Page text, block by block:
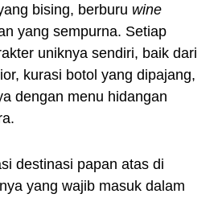
bising, berburu wine
yang sempurna. Setiap
uniknya sendiri, baik dari
kurasi botol yang dipajang,
dengan menu hidangan
destinasi papan atas di
yang wajib masuk dalam